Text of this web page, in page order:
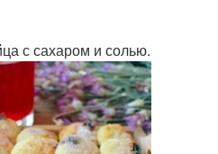
с сахаром и солью.